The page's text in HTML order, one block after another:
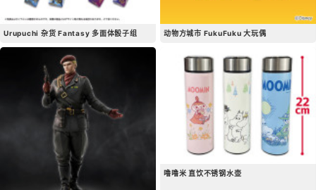
Urupuchi 杂货 Fantasy 多面体骰子组 动物方城市 FukuFuku 大玩偶
噜噜米 直饮不锈钢水壶